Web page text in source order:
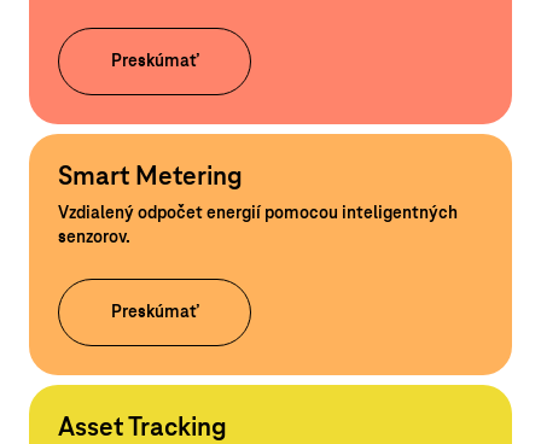
Preskúmať
Smart Metering
Vzdialený odpočet energií pomocou inteligentných
senzorov.
Preskúmať
Asset Tracking